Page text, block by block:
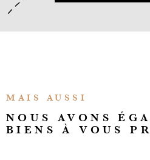
MAIS AUSSI
NOUS AVONS
BIENS À VOUS